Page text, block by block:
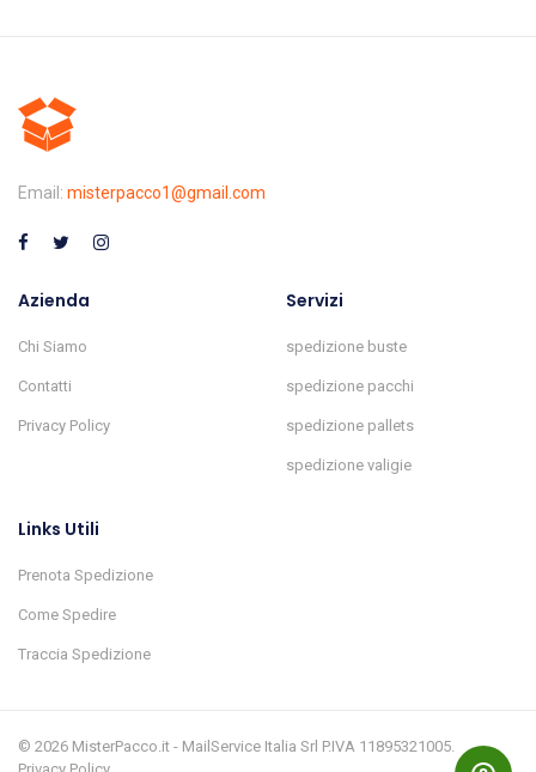
Email: misterpacco1@gmail.com
Azienda
Chi Siamo
Contatti
Privacy Policy
Servizi
spedizione buste
spedizione pacchi
spedizione pallets
spedizione valigie
Links Utili
Prenota Spedizione
Come Spedire
Traccia Spedizione
© 2026 MisterPacco.it - MailService Italia Srl P.IVA 11895321005.